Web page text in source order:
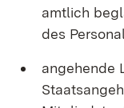
amtlich
des
angehende